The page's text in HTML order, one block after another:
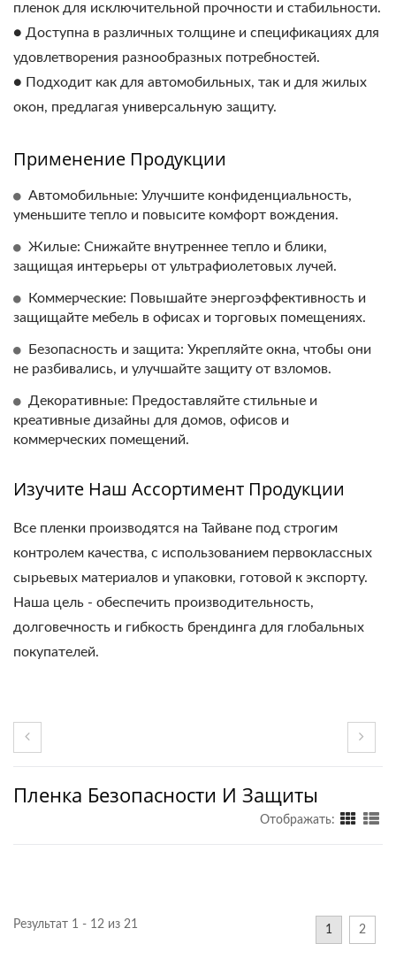
пленок для исключительной прочности и стабильности.
● Доступна в различных толщине и спецификациях для
удовлетворения разнообразных потребностей.
● Подходит как для автомобильных, так и для жилых
окон, предлагая универсальную защиту.
Применение Продукции
Автомобильные: Улучшите конфиденциальность,
уменьшите тепло и повысите комфорт вождения.
Жилые: Снижайте внутреннее тепло и блики,
защищая интерьеры от ультрафиолетовых лучей.
Коммерческие: Повышайте энергоэффективность и
защищайте мебель в офисах и торговых помещениях.
Безопасность и защита: Укрепляйте окна, чтобы они
не разбивались, и улучшайте защиту от взломов.
Декоративные: Предоставляйте стильные и
креативные дизайны для домов, офисов и
коммерческих помещений.
Изучите Наш Ассортимент Продукции
Все пленки производятся на Тайване под строгим
контролем качества, с использованием первоклассных
сырьевых материалов и упаковки, готовой к экспорту.
Наша цель - обеспечить производительность,
долговечность и гибкость брендинга для глобальных
покупателей.
Пленка Безопасности И Защиты
Отображать:
Результат 1 - 12 из 21 1 2